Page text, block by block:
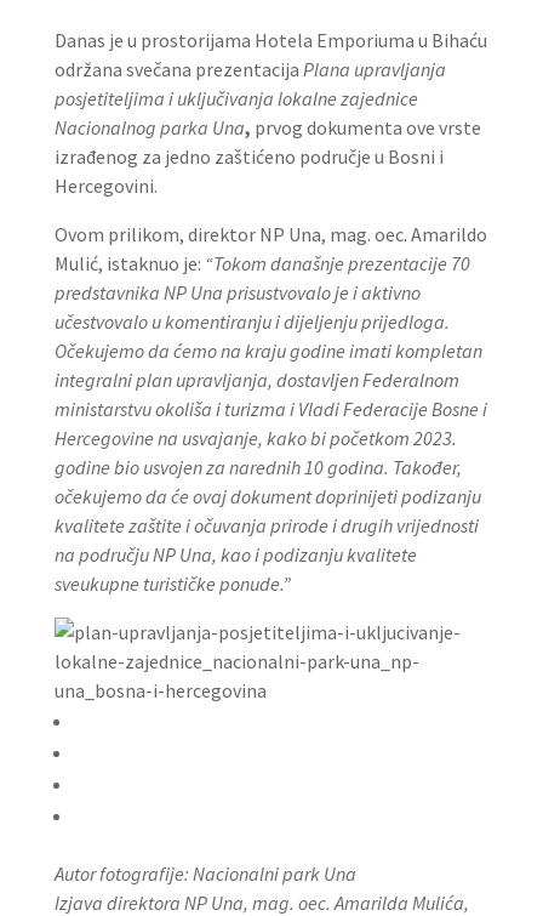
Danas je u prostorijama Hotela Emporiuma u Bihaću
održana svečana prezentacija Plana upravljanja
posjetiteljima i uključivanja lokalne zajednice
Nacionalnog parka Una, prvog dokumenta ove vrste
izrađenog za jedno zaštićeno područje u Bosni i
Hercegovini.
Ovom prilikom, direktor NP Una, mag. oec. Amarildo
Mulić, istaknuo je: “Tokom današnje prezentacije 70
predstavnika NP Una prisustvovalo je i aktivno
učestvovalo u komentiranju i dijeljenju prijedloga.
Očekujemo da ćemo na kraju godine imati kompletan
integralni plan upravljanja, dostavljen Federalnom
ministarstvu okoliša i turizma i Vladi Federacije Bosne i
Hercegovine na usvajanje, kako bi početkom 2023.
godine bio usvojen za narednih 10 godina. Također,
očekujemo da će ovaj dokument doprinijeti podizanju
kvalitete zaštite i očuvanja prirode i drugih vrijednosti
na području NP Una, kao i podizanju kvalitete
sveukupne turističke ponude.”
Autor fotografije: Nacionalni park Una
Izjava direktora NP Una, mag. oec. Amarilda Mulića,